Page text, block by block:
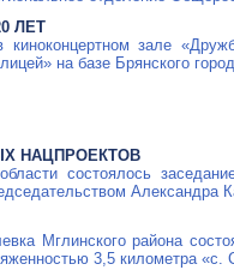
ЛЕТ
киноконцертном зале
на базе Брянского
НАЦПРОЕКТОВ
состоялось
Александра
Мглинского района
3,5 километра